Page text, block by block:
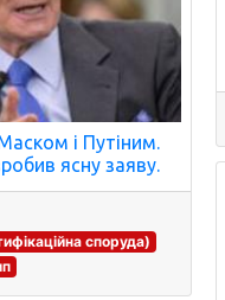
і Путіним.
ясну заяву.
споруда)